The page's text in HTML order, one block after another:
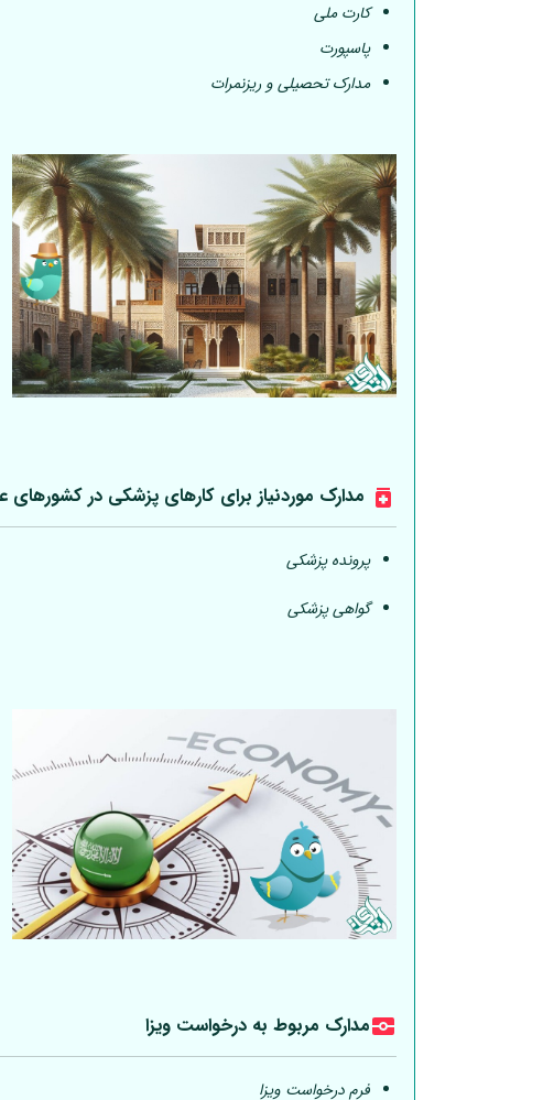
کارت ملی
پاسپورت
مدارک تحصیلی و ریزنمرات
مدارک موردنیاز برای کارهای پزشکی در کشورهای
پرونده پزشکی
گواهی پزشکی
مدارک مربوط به درخواست ویزا
فرم درخواست ویزا